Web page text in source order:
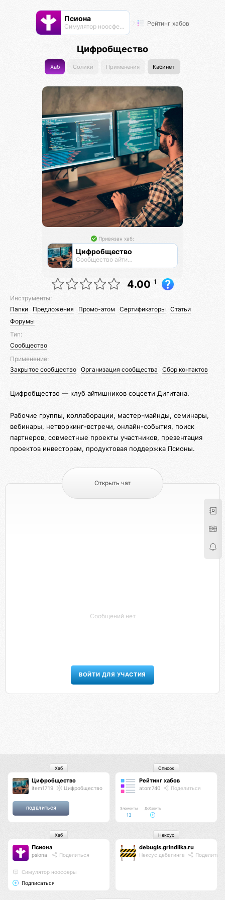
Псиона
Cимулятор ноосферы Рейтинг хабов
Цифробщество
Хаб Солики Применения Кабинет
Привязан хаб:
Цифробщество
Сообщество айтишников
4.00 1
Инструменты:
Папки
Предложения Промо-атом Сертификаторы Статьи
Форумы
Тип:
Сообщество
Применение:
Закрытое сообщество Организация сообщества Сбор контактов
Цифробщество — клуб айтишников соцсети Дигитана.
Рабочие группы, коллаборации, мастер-майнды, семинары,
вебинары, нетворкинг-встречи, онлайн-события, поиск
партнеров, совместные проекты участников, презентация
проектов инвесторам, продуктовая поддержка Псионы.
Открыть чат
Сообщений нет
ВОЙТИ ДЛЯ УЧАСТИЯ
Цифробщество
item1719 Цифробщество
Хаб
Рейтинг хабов
atom740 Поделиться
Элементы
13
Добавить
Список
Псиона
psiona Поделиться
Cимулятор ноосферы
Подписаться
Хаб
debugis.grindilka.ru
Нексус дебагинга Поделиться
Нексус